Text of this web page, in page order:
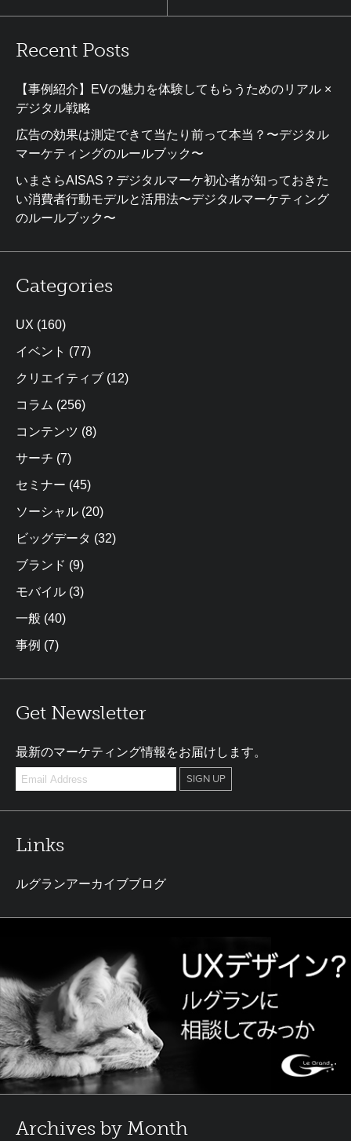
Recent Posts
【事例紹介】EVの魅力を体験してもらうためのリアル ×
デジタル戦略
広告の効果は測定できて当たり前って本当？〜デジタル
マーケティングのルールブック〜
いまさらAISAS？デジタルマーケ初心者が知っておきた
い消費者行動モデルと活用法〜デジタルマーケティング
のルールブック〜
Categories
UX (160)
イベント (77)
クリエイティブ (12)
コラム (256)
コンテンツ (8)
サーチ (7)
セミナー (45)
ソーシャル (20)
ビッグデータ (32)
ブランド (9)
モバイル (3)
一般 (40)
事例 (7)
Get Newsletter
最新のマーケティング情報をお届けします。
Links
ルグランアーカイブブログ
Archives by Month